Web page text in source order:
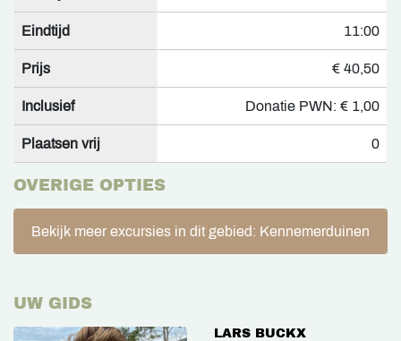
Eindtijd 11:00
Prijs € 40,50
Inclusief Donatie PWN: € 1,00
Plaatsen vrij 0
OVERIGE OPTIES
Bekijk meer excursies in dit gebied: Kennemerduinen
UW GIDS
LARS BUCKX